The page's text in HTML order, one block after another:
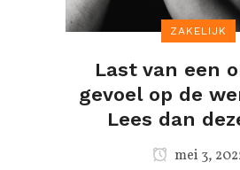
ZAKELIJK
Last van een
gevoel op de
Lees dan
mei 3,